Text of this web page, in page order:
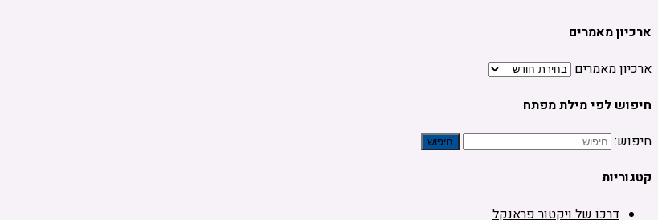
ארכיון מאמרים
ארכיון מאמרים
חיפוש לפי מילת מפתח
חיפוש:
קטגוריות
דרכו של ויקטור פראנקל